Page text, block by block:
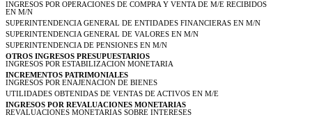
INGRESOS POR OPERACIONES DE COMPRA Y VENTA DE M/E RECIBIDOS
EN M/N
SUPERINTENDENCIA GENERAL DE ENTIDADES FINANCIERAS EN M/N
SUPERINTENDENCIA GENERAL DE VALORES EN M/N
SUPERINTENDENCIA DE PENSIONES EN M/N
OTROS INGRESOS PRESUPUESTARIOS
INGRESOS POR ESTABILIZACION MONETARIA
INCREMENTOS PATRIMONIALES
INGRESOS POR ENAJENACION DE BIENES
UTILIDADES OBTENIDAS DE VENTAS DE ACTIVOS EN M/E
INGRESOS POR REVALUACIONES MONETARIAS
REVALUACIONES MONETARIAS SOBRE INTERESES